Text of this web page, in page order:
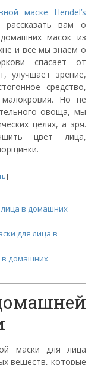
маске Hendel’s
вам о
масок из
и все мы знаем о
спасает от
улучшает зрение,
средство,
малокровия. Но не
овоща, мы
целях, а зря.
цвет лица,
]
в домашних
для лица в
в домашних
маски для лица
веществ, которые